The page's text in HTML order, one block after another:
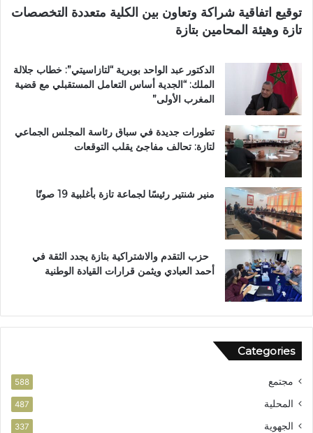
ب
ي
ب
و
س
ا
م
ا
ل
ا
س
ت
ق
ا
توقيع اتفاقية شراكة وتعاون بين الكلية متعددة التخصصات
تازة وهيئة المحامين بتازة
الدكتور عبد الواحد بوبرية “لتازاسيتي”: خطاب جلالة
الملك: “الجدية أساس التعامل المستقبلي مع قضية
المغرب الأولى”
تطورات جديدة في سباق رئاسة المجلس الجماعي
لتازة: تحالف مفاجئ يقلب التوقعات
منير شنتير رئيسًا لجماعة تازة بأغلبية 19 صوتًا
حزب التقدم والاشتراكية بتازة يجدد الثقة في
أحمد العبادي ويثمن قرارات القيادة الوطنية
Categories
مجتمع 588
المحلية 487
الجهوية 337